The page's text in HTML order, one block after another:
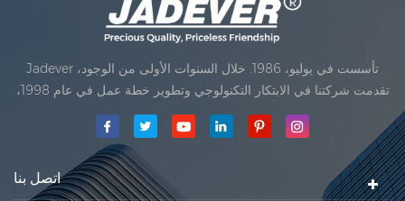
Jadever تأسست في يوليو، 1986. خلال السنوات الأولى من الوجود،
تقدمت شركتنا في الابتكار التكنولوجي وتطوير خطة عمل في عام 1998،
حققت شركتنا هدف الجودة الرئيسية، متى تلقت أول منتجاتنا موافقة من
مقياس المحدودةكان تأسيس تقع من
اتصل بنا